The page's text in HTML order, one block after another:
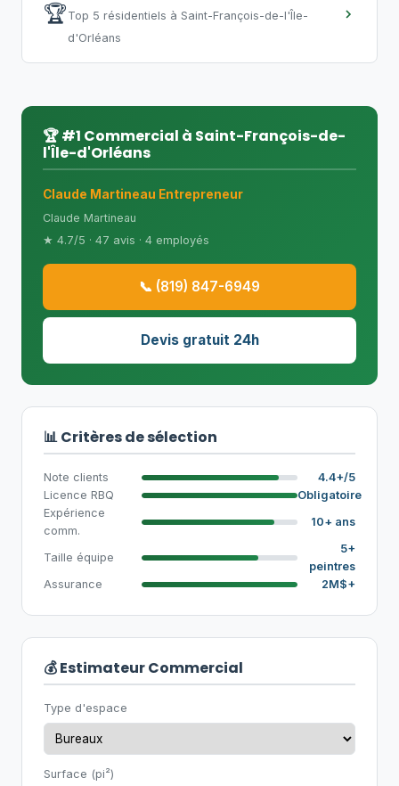
🏆 Top 5 résidentiels à Saint-François-de-l'Île-
d'Orléans
🏆 #1 Commercial à Saint-François-de-
l'Île-d'Orléans
Claude Martineau Entrepreneur
Claude Martineau
★ 4.7/5 · 47 avis · 4 employés
📞 (819) 847-6949
Devis gratuit 24h
📊 Critères de sélection
Note clients
4.4+/5
Licence RBQ
Obligatoire
Expérience
comm.
10+ ans
Taille équipe
5+
peintres
Assurance
2M$+
💰 Estimateur Commercial
Type d'espace
Surface (pi²)